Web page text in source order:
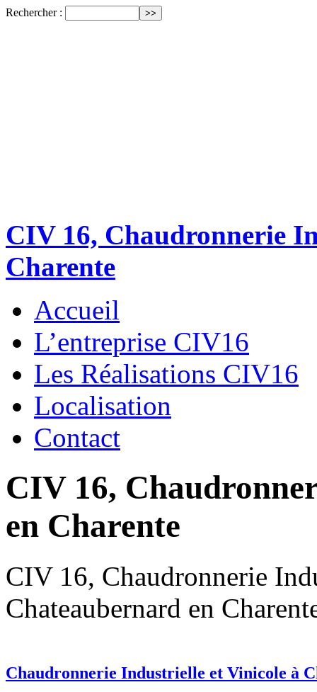
Rechercher :
CIV 16, Chaudronnerie
Charente
Accueil
L’entreprise CIV16
Les Réalisations CIV16
Localisation
Contact
CIV 16,
en Charente
CIV 16, Chaudronnerie
Chateaubernard en
Chaudronnerie Industrielle et Vinicole à